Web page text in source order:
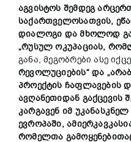
აგვისტოს შემდეგ
საქართველოსათვის,
დიალოგი და მხოლოდ
„რუსულ ოკუპაციას,
განა, მეგობრები ასე
რევოლუციების“ და „
პროექტის ჩაფლავების
ავღანეთიდან გაქცევის
კარგავენ იმ უკანასკნელ
ევროპაში,
რომელთა